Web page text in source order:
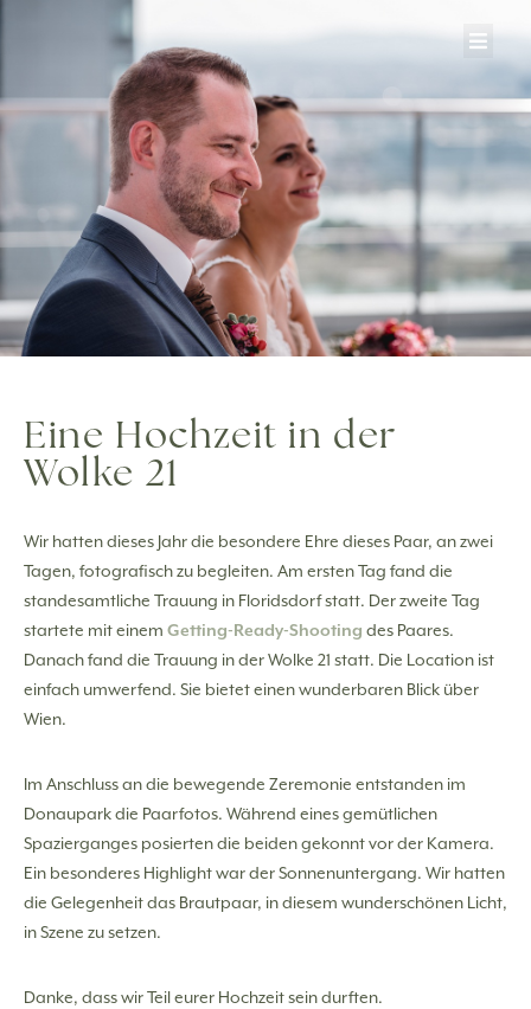
Inhalt
Eine Hochzeit in der
Wolke 21
Wir hatten dieses Jahr die besondere Ehre dieses Paar, an zwei
Tagen, fotografisch zu begleiten. Am ersten Tag fand die
standesamtliche Trauung in Floridsdorf statt. Der zweite Tag
startete mit einem Getting-Ready-Shooting des Paares.
Danach fand die Trauung in der Wolke 21 statt. Die Location ist
einfach umwerfend. Sie bietet einen wunderbaren Blick über
Wien.
Im Anschluss an die bewegende Zeremonie entstanden im
Donaupark die Paarfotos. Während eines gemütlichen
Spazierganges posierten die beiden gekonnt vor der Kamera.
Ein besonderes Highlight war der Sonnenuntergang. Wir hatten
die Gelegenheit das Brautpaar, in diesem wunderschönen Licht,
in Szene zu setzen.
Danke, dass wir Teil eurer Hochzeit sein durften.